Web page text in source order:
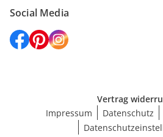
Social Media
Vertrag
Impressum
Datenschutz